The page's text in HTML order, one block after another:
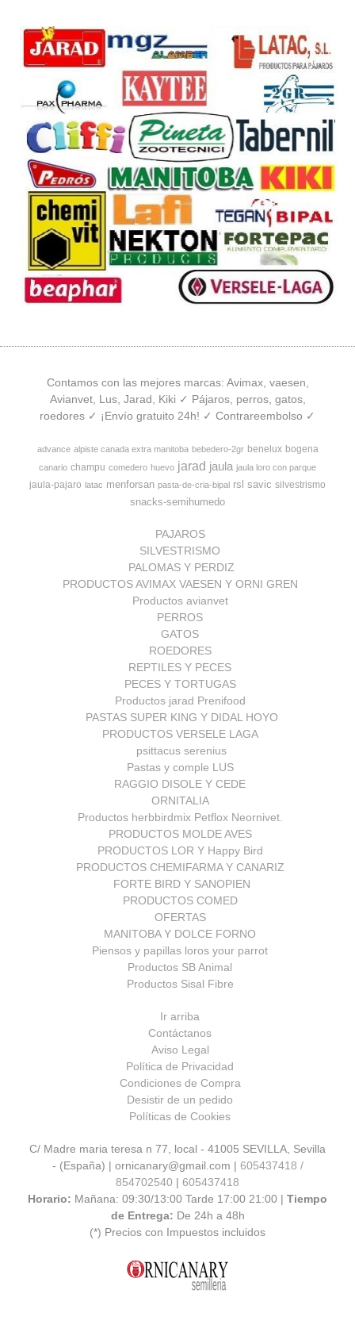
Contamos con las mejores marcas: Avimax, vaesen,
Avianvet, Lus, Jarad, Kiki ✓ Pájaros, perros, gatos,
roedores ✓ ¡Envío gratuito 24h! ✓ Contrareembolso ✓
advance alpiste canada extra manitoba bebedero-2gr benelux bogena
canario champu comedero huevo jarad jaula jaula loro con parque
jaula-pajaro latac menforsan pasta-de-cria-bipal rsl savic silvestrismo
snacks-semihumedo
PAJAROS
SILVESTRISMO
PALOMAS Y PERDIZ
PRODUCTOS AVIMAX VAESEN Y ORNI GREN
Productos avianvet
PERROS
GATOS
ROEDORES
REPTILES Y PECES
PECES Y TORTUGAS
Productos jarad Prenifood
PASTAS SUPER KING Y DIDAL HOYO
PRODUCTOS VERSELE LAGA
psittacus serenius
Pastas y comple LUS
RAGGIO DISOLE Y CEDE
ORNITALIA
Productos herbbirdmix Petflox Neornivet.
PRODUCTOS MOLDE AVES
PRODUCTOS LOR Y Happy Bird
PRODUCTOS CHEMIFARMA Y CANARIZ
FORTE BIRD Y SANOPIEN
PRODUCTOS COMED
OFERTAS
MANITOBA Y DOLCE FORNO
Piensos y papillas loros your parrot
Productos SB Animal
Productos Sisal Fibre
Ir arriba
Contáctanos
Aviso Legal
Política de Privacidad
Condiciones de Compra
Desistir de un pedido
Políticas de Cookies
C/ Madre maria teresa n 77, local - 41005 SEVILLA, Sevilla
- (España) | ornicanary@gmail.com | 605437418 /
854702540 | 605437418
Horario: Mañana: 09:30/13:00 Tarde 17:00 21:00 | Tiempo
de Entrega: De 24h a 48h
(*) Precios con Impuestos incluidos